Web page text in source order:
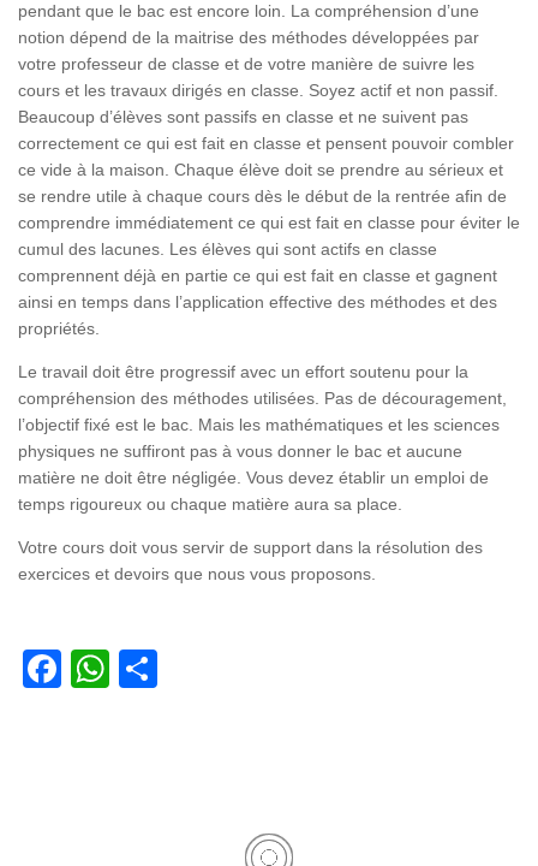
pendant que le bac est encore loin. La compréhension d’une
notion dépend de la maitrise des méthodes développées par
votre professeur de classe et de votre manière de suivre les
cours et les travaux dirigés en classe. Soyez actif et non passif.
Beaucoup d’élèves sont passifs en classe et ne suivent pas
correctement ce qui est fait en classe et pensent pouvoir combler
ce vide à la maison. Chaque élève doit se prendre au sérieux et
se rendre utile à chaque cours dès le début de la rentrée afin de
comprendre immédiatement ce qui est fait en classe pour éviter le
cumul des lacunes. Les élèves qui sont actifs en classe
comprennent déjà en partie ce qui est fait en classe et gagnent
ainsi en temps dans l’application effective des méthodes et des
propriétés.
Le travail doit être progressif avec un effort soutenu pour la
compréhension des méthodes utilisées. Pas de découragement,
l’objectif fixé est le bac. Mais les mathématiques et les sciences
physiques ne suffiront pas à vous donner le bac et aucune
matière ne doit être négligée. Vous devez établir un emploi de
temps rigoureux ou chaque matière aura sa place.
Votre cours doit vous servir de support dans la résolution des
exercices et devoirs que nous vous proposons.
Facebook
WhatsApp